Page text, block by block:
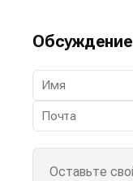
Обсуждение